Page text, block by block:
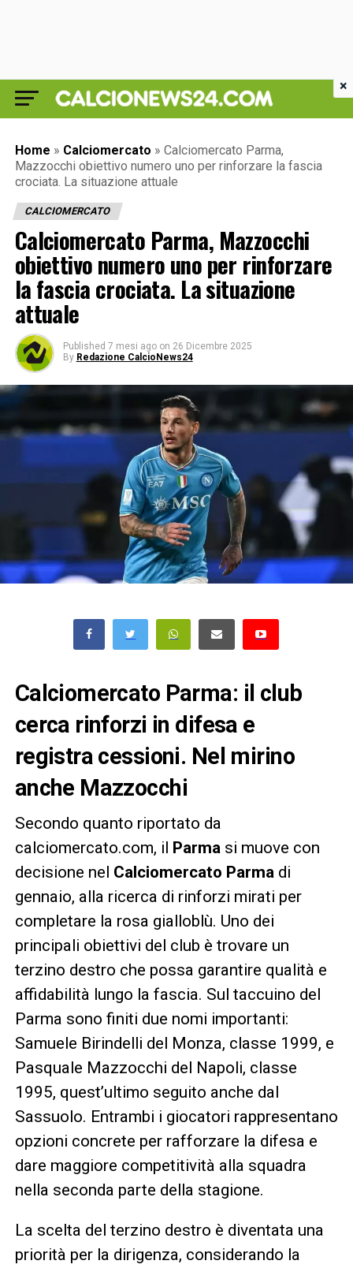
Home » Calciomercato » Calciomercato Parma,
Mazzocchi obiettivo numero uno per rinforzare la fascia
crociata. La situazione attuale
CALCIOMERCATO
Calciomercato Parma, Mazzocchi
obiettivo numero uno per rinforzare
la fascia crociata. La situazione
attuale
Published 7 mesi ago on 26 Dicembre 2025
By Redazione CalcioNews24
Calciomercato Parma: il club
cerca rinforzi in difesa e
registra cessioni. Nel mirino
anche Mazzocchi
Secondo quanto riportato da
calciomercato.com, il Parma si muove con
decisione nel Calciomercato Parma di
gennaio, alla ricerca di rinforzi mirati per
completare la rosa gialloblù. Uno dei
principali obiettivi del club è trovare un
terzino destro che possa garantire qualità e
affidabilità lungo la fascia. Sul taccuino del
Parma sono finiti due nomi importanti:
Samuele Birindelli del Monza, classe 1999, e
Pasquale Mazzocchi del Napoli, classe
1995, quest’ultimo seguito anche dal
Sassuolo. Entrambi i giocatori rappresentano
opzioni concrete per rafforzare la difesa e
dare maggiore competitività alla squadra
nella seconda parte della stagione.
La scelta del terzino destro è diventata una
priorità per la dirigenza, considerando la
×